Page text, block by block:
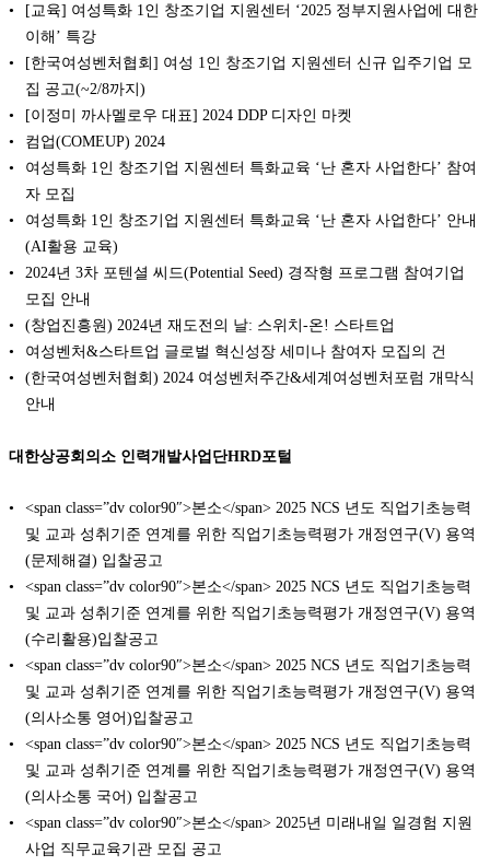
[교육] 여성특화 1인 창조기업 지원센터 ‘2025 정부지원사업에 대한
이해’ 특강
[한국여성벤처협회] 여성 1인 창조기업 지원센터 신규 입주기업 모
집 공고(~2/8까지)
[이정미 까사멜로우 대표] 2024 DDP 디자인 마켓
컴업(COMEUP) 2024
여성특화 1인 창조기업 지원센터 특화교육 ‘난 혼자 사업한다’ 참여
자 모집
여성특화 1인 창조기업 지원센터 특화교육 ‘난 혼자 사업한다’ 안내
(AI활용 교육)
2024년 3차 포텐셜 씨드(Potential Seed) 경작형 프로그램 참여기업
모집 안내
(창업진흥원) 2024년 재도전의 날: 스위치-온! 스타트업
여성벤처&스타트업 글로벌 혁신성장 세미나 참여자 모집의 건
(한국여성벤처협회) 2024 여성벤처주간&세계여성벤처포럼 개막식
안내
대한상공회의소 인력개발사업단HRD포털
<span class=”dv color90″>본소</span> 2025 NCS 년도 직업기초능력
및 교과 성취기준 연계를 위한 직업기초능력평가 개정연구(V) 용역
(문제해결) 입찰공고
<span class=”dv color90″>본소</span> 2025 NCS 년도 직업기초능력
및 교과 성취기준 연계를 위한 직업기초능력평가 개정연구(V) 용역
(수리활용)입찰공고
<span class=”dv color90″>본소</span> 2025 NCS 년도 직업기초능력
및 교과 성취기준 연계를 위한 직업기초능력평가 개정연구(V) 용역
(의사소통 영어)입찰공고
<span class=”dv color90″>본소</span> 2025 NCS 년도 직업기초능력
및 교과 성취기준 연계를 위한 직업기초능력평가 개정연구(V) 용역
(의사소통 국어) 입찰공고
<span class=”dv color90″>본소</span> 2025년 미래내일 일경험 지원
사업 직무교육기관 모집 공고